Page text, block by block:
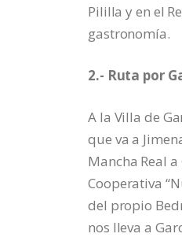
Pililla y en el
gastronomía.
2.- Ruta por
A la Villa de
que va a
Mancha Real
Cooperativa
del propio
nos lleva a